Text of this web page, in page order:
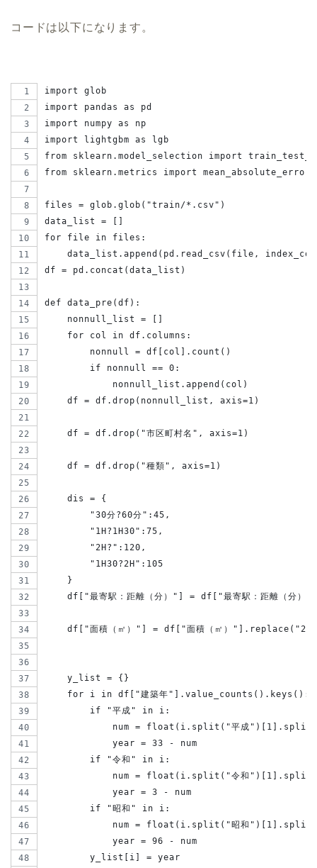
コードは以下になります。
import glob
import pandas as pd
import numpy as np
import lightgbm as lgb
from sklearn.model_selection import
from sklearn.metrics import mean_absolute_error
files = glob.glob("train/*.csv")
data_list = []
for file in files:
data_list.append(pd.read_csv(file,
df = pd.concat(data_list)
def data_pre(df):
    nonnull_list = []
    for col in df.columns:
        nonnull = df[col].count()
        if nonnull == 0:
            nonnull_list.append(col)
    df = df.drop(nonnull_list, axis=1)
    df = df.drop("市区町村名", axis=1)
    df = df.drop("種類", axis=1)
    dis = {
        "30分?60分":45,
        "1H?1H30":75,
        "2H?":120,
        "1H30?2H":105
    }
df["最寄駅：距離（分）"] = df["最寄駅：距離（分
df["面積（㎡）"] = df["面積（㎡）
    y_list = {}
    for i in df["建築年"].value_counts().keys():
        if "平成" in i:
num = float(i.split("平成
            year = 33 - num
        if "令和" in i:
num = float(i.split("令和
            year = 3 - num
        if "昭和" in i:
num = float(i.split("昭和
            year = 96 - num
        y_list[i] = year